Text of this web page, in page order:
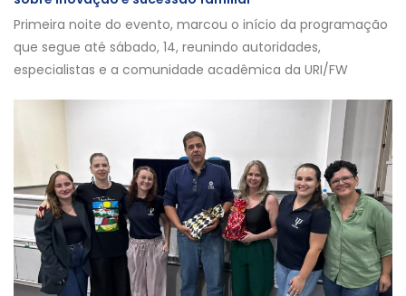
Primeira noite do evento, marcou o início da programação
que segue até sábado, 14, reunindo autoridades,
especialistas e a comunidade acadêmica da URI/FW